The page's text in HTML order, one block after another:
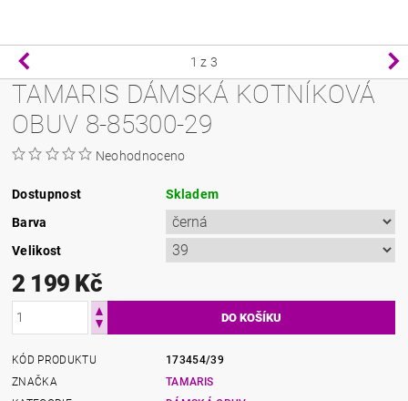
1 z 3
TAMARIS DÁMSKÁ KOTNÍKOVÁ
OBUV 8-85300-29
Neohodnoceno
Dostupnost
Skladem
Barva
Velikost
2 199 Kč
KÓD PRODUKTU
173454/39
ZNAČKA
TAMARIS